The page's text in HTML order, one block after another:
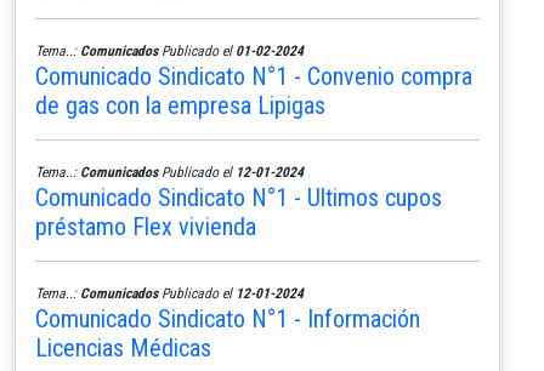
Tema..: ComunicadosPublicado el 01-02-2024
Comunicado Sindicato N°1 - Convenio compra
de gas con la empresa Lipigas
Tema..: ComunicadosPublicado el 12-01-2024
Comunicado Sindicato N°1 - Ultimos cupos
préstamo Flex vivienda
Tema..: ComunicadosPublicado el 12-01-2024
Comunicado Sindicato N°1 - Información
Licencias Médicas